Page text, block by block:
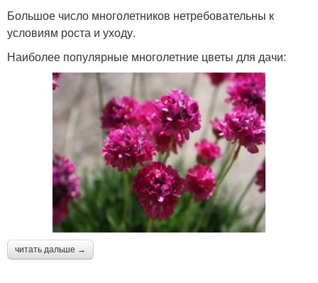
Большое число многолетников нетребовательны к
условиям роста и уходу.
Наиболее популярные многолетние цветы для дачи:
читать дальше →